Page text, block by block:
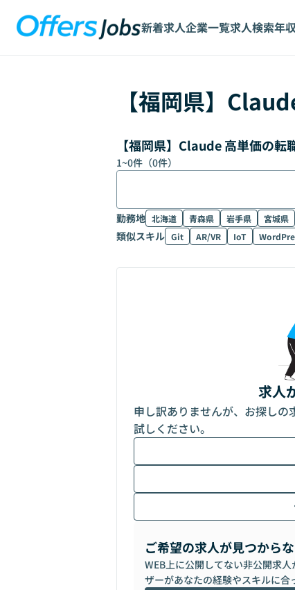
新着求人企業一覧求人検索年
【福岡県】
【福岡県】Claude 高単価の転
1~0件（0件）
勤務地 北海道 青森県 岩手県 宮城県
類似スキル Git AR/VR IoT
求人
申し訳ありませんが、お探し
試しください。
ご希望の求人が見つから
WEB上に公開してない非公開求
ザーがあなたの経験やスキルに合